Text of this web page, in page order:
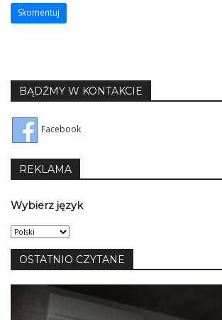
BĄDŹMY W KONTAKCIE
Facebook
REKLAMA
Wybierz język
Wybierz
język
OSTATNIO CZYTANE